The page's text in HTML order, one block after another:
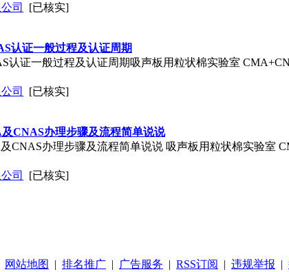
司
[已核实]
认证一般过程及认证周期
认证一般过程及认证周期吸声板用粒状棉实验室
司
[已核实]
CNAS办理步骤及流程简单说说
CNAS办理步骤及流程简单说说 吸声板用粒状棉实验室
司
[已核实]
网站地图 | 排名推广 | 广告服务 | RSS订阅 | 违规举报 |